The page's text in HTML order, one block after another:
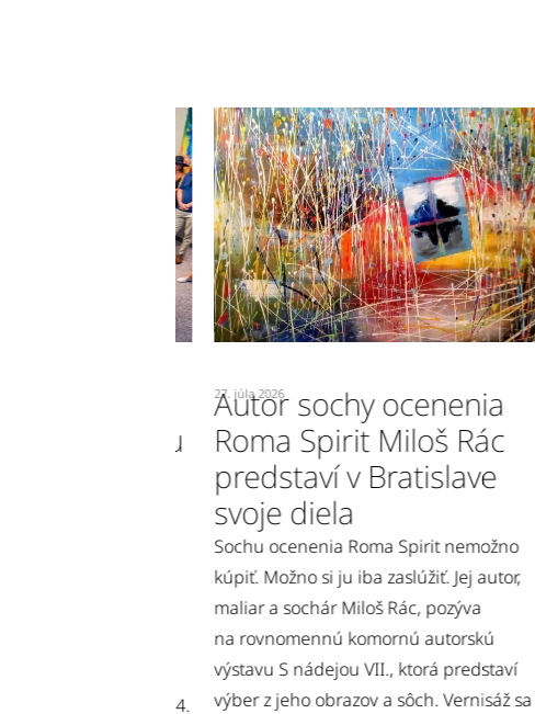
27. júla 2026
Autor sochy ocenenia
Roma Spirit Miloš Rác
predstaví v Bratislave
svoje diela
Sochu ocenenia Roma Spirit nemožno
kúpiť. Možno si ju iba zaslúžiť. Jej autor,
maliar a sochár Miloš Rác, pozýva
na rovnomennú komornú autorskú
výstavu S nádejou VII., ktorá predstaví
výber z jeho obrazov a sôch. Vernisáž sa